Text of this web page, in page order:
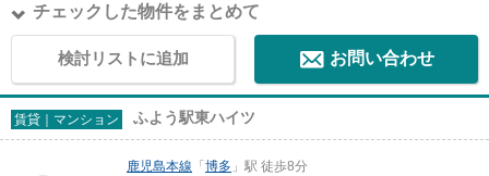
チェックした物件をまとめて
検討リストに追加 お問い合わせ
賃貸｜マンション ふよう駅東ハイツ
鹿児島本線 「 博多 」駅 徒歩8分